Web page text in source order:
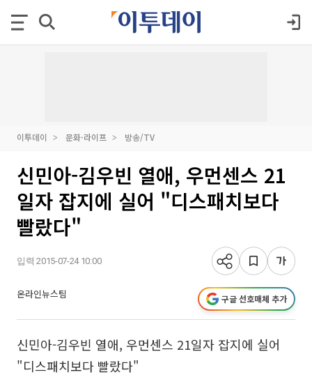
이투데이 문화·라이프 방송/TV
신민아-김우빈 열애, 우먼센스 21
일자 잡지에 실어 "디스패치보다
빨랐다"
입력 2015-07-24 10:00
온라인뉴스팀 구글 선호매체 추가
신민아-김우빈 열애, 우먼센스 21일자 잡지에 실어
"디스패치보다 빨랐다"